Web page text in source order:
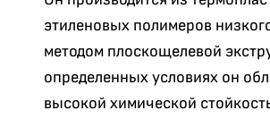
этиленовых полимеров
методом плоскощелевой
определенных условиях он
высокой химической